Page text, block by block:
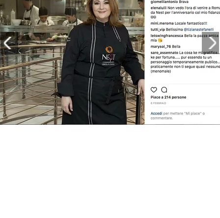
WEB
RADIO
PLAYLIST
NEWS
FOTO